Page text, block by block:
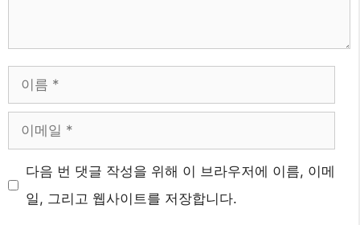
름
메
일 다음 번 댓글 작성을 위해 이 브라우저에 이름, 이메
일, 그리고 웹사이트를 저장합니다.